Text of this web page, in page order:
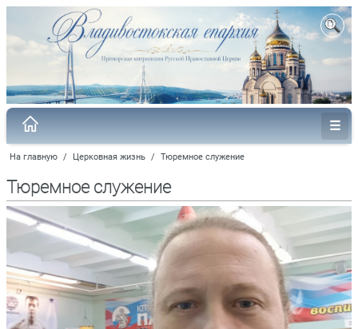
На главную / Церковная жизнь / Тюремное служение
Тюремное служение